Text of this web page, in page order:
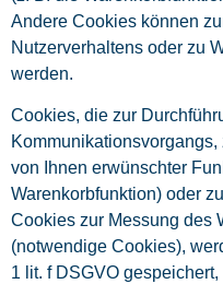
Andere Cookies können
Nutzerverhaltens oder zu
werden.
Cookies, die zur
von Ihnen erwünschter
Warenkorbfunktion) oder
Cookies zur Messung des
(notwendige Cookies),
1 lit. f DSGVO